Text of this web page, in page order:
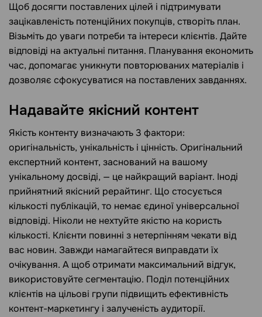
Щоб досягти поставлених цілей і підтримувати
зацікавленість потенційних покупців, створіть план.
Візьміть до уваги потреби та інтереси клієнтів. Дайте
відповіді на актуальні питання. Планування економить
час, допомагає уникнути повторюваних матеріалів і
дозволяє сфокусуватися на поставлених завданнях.
Надавайте якісний контент
Якість контенту визначають 3 фактори:
оригінальність, унікальність і цінність. Оригінальний
експертний контент, заснований на вашому
унікальному досвіді, — це найкращий варіант. Іноді
прийнятний якісний рерайтинг. Що стосується
кількості публікацій, то немає єдиної універсальної
відповіді. Ніколи не нехтуйте якістю на користь
кількості. Клієнти повинні з нетерпінням чекати від
вас новин. Завжди намагайтеся виправдати їх
очікування. А щоб отримати максимальний відгук,
використовуйте сегментацію. Поділ потенційних
клієнтів на цільові групи підвищить ефективність
контент-маркетингу і залученість аудиторії.